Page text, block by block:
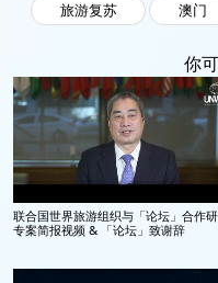
旅游复苏
澳门
你
联合国世界旅游组织与「论坛」合作
专案简报视频 & 「论坛」致谢辞